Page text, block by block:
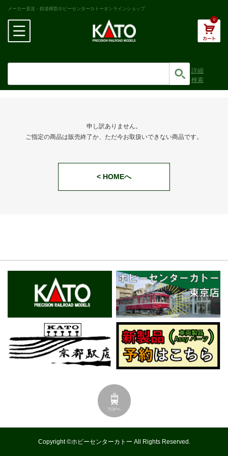
メーカー直送・鉄道模型ホビーセンターカトーオンラインショップ
0
詳細
検索
申し訳ありません。
ご指定の商品は販売終了か、ただ今お取扱いできない商品です。
< HOMEへ
Copyright ©ホビーセンターカトー All Rights Reserved.